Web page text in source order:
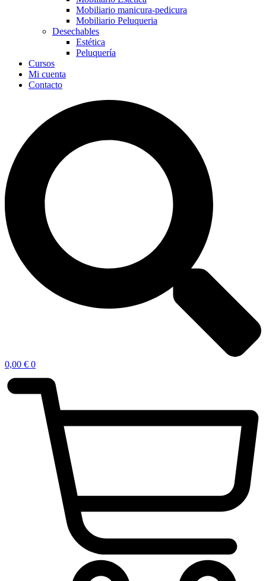
Mobiliario manicura-pedicura
Mobiliario Peluqueria
Desechables
Estética
Peluquería
Cursos
Mi cuenta
Contacto
0,00 € 0